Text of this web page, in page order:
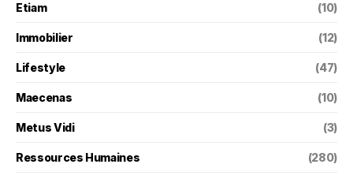
Etiam (10)
Immobilier (12)
Lifestyle (47)
Maecenas (10)
Metus Vidi (3)
Ressources Humaines (280)